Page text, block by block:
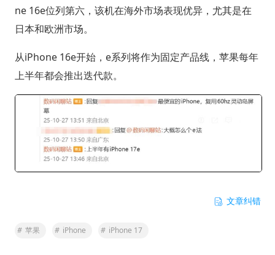
ne 16e位列第六，该机在海外市场表现优异，尤其是在
日本和欧洲市场。
从iPhone 16e开始，e系列将作为固定产品线，苹果每年
上半年都会推出迭代款。
文章纠错
# 苹果 # iPhone # iPhone 17